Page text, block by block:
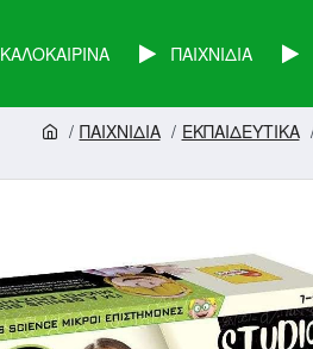
ΚΑΛΟΚΑΙΡΙΝΑ ΠΑΙΧΝΙΔΙΑ
ΠΑΙΧΝΙΔΙΑ ΕΚΠΑΙΔΕΥΤΙΚΑ